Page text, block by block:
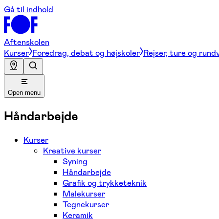
Gå til indhold
Aftenskolen
Kurser Foredrag, debat og højskoler Rejser, ture og
Open menu
Håndarbejde
Kurser
Kreative kurser
Syning
Håndarbejde
Grafik og trykketeknik
Malekurser
Tegnekurser
Keramik